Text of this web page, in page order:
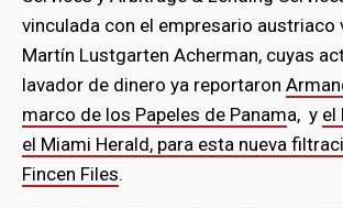
vinculada con el empresario austriaco
Martín Lustgarten Acherman, cuyas
lavador de dinero ya reportaron
marco de los Papeles de Panama, y el
el Miami Herald, para esta nueva
Fincen Files.